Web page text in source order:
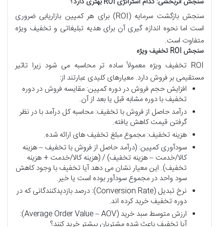
سنجش بازگشت سرمایه (ROI) برای هر کمپین بازاریابی ضروری
است اما نحوه اندازه گیری آن برای هدیه تبلیغاتی و تخفیف ویژه
متفاوت است.
سنجش تخفیف ویژه
ROI تخفیف ویژه معمولاً ساده تر محاسبه می شود زیرا تاثیر
مستقیمی بر فروش دارد. معیارهای کلیدی عبارتند از:
افزایش حجم فروش در دوره کمپین: مقایسه فروش در دوره
تخفیف با دوره مشابه قبل یا بعد از آن.
درآمد حاصل از فروش با تخفیف: محاسبه کل درآمد با در نظر
گرفتن قیمت کاهش یافته.
هزینه تخفیف: مجموع مبلغ تخفیف های ارائه شده.
سودآوری کمپین: (درآمد حاصل از فروش با تخفیف – هزینه
کالا/خدمت – هزینه تخفیف) / (هزینه کالا/خدمت + هزینه
تخفیف). این معیار نشان می دهد آیا تخفیف با وجود کاهش
سود واحد در مجموع سودآور بوده است یا خیر.
نرخ تبدیل (Conversion Rate): درصد بازدیدکنندگانی که در
دوره تخفیف خرید کرده اند.
ارزش متوسط سبد خرید (Average Order Value – AOV):
آیا تخفیف باعث شده مشتریان بیشتر خرید کنند؟